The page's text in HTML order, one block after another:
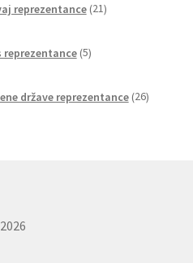
reprezentance 21izdelkov
reprezentance 5izdelkov
države reprezentance 26izdelkov